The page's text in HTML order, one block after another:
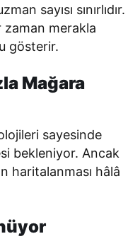
sayısı sınırlıdır.
merakla
gösterir.
Mağara
sayesinde
bekleniyor. Ancak
haritalanması hâlâ